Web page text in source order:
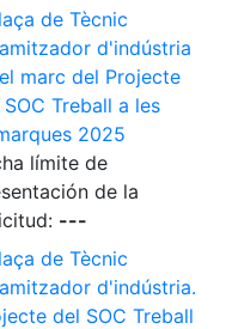
de Tècnic
d'indústria
marc del Projecte
Treball a les
2025
límite de
de la
---
de Tècnic
d'indústria.
del SOC Treball